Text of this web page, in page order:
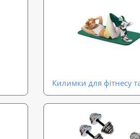
Килимки для фітнесу